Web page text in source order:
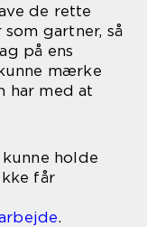
de rette
gartner, så
på ens
mærke
har med at
holde
får
.